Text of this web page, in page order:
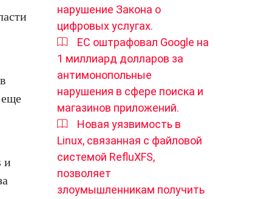
и
нарушение Закона о
цифровых услугах.
ЕС оштрафовал Google на
1 миллиард долларов за
антимонопольные
нарушения в сфере поиска и
магазинов приложений.
Новая уязвимость в
Linux, связанная с файловой
системой RefluXFS,
позволяет
злоумышленникам получить